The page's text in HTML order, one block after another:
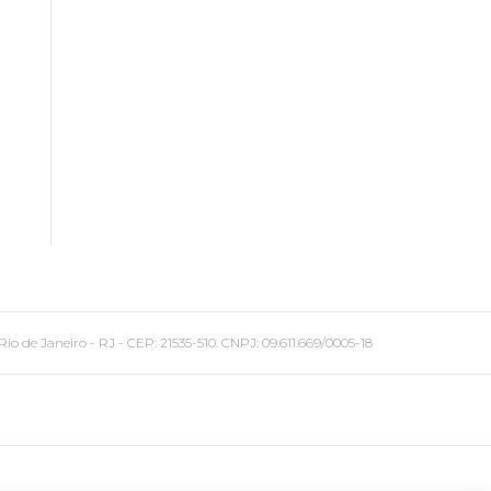
Janeiro - RJ - CEP: 21535-510. CNPJ: 09.611.669/0005-18